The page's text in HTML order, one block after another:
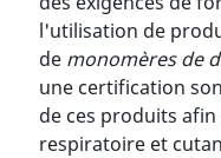
l'utilisation de
de monomères de
une certification
de ces produits
respiratoire et